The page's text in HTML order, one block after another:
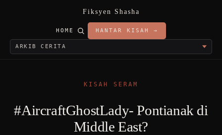
Fiksyen Shasha
HOME HANTAR KISAH →
KISAH SERAM
#AircraftGhostLady- Pontianak di
Middle East?